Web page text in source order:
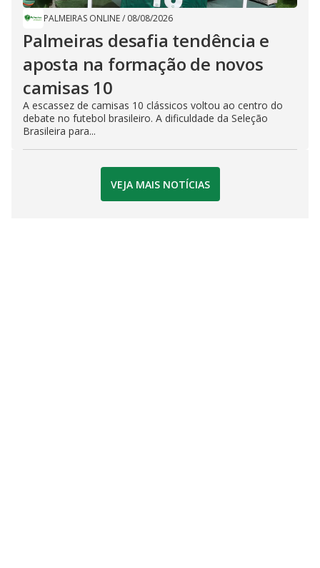
PALMEIRAS ONLINE/ 08/08/2026
Palmeiras desafia tendência e
aposta na formação de novos
camisas 10
A escassez de camisas 10 clássicos voltou ao centro do
debate no futebol brasileiro. A dificuldade da Seleção
Brasileira para...
VEJA MAIS NOTÍCIAS